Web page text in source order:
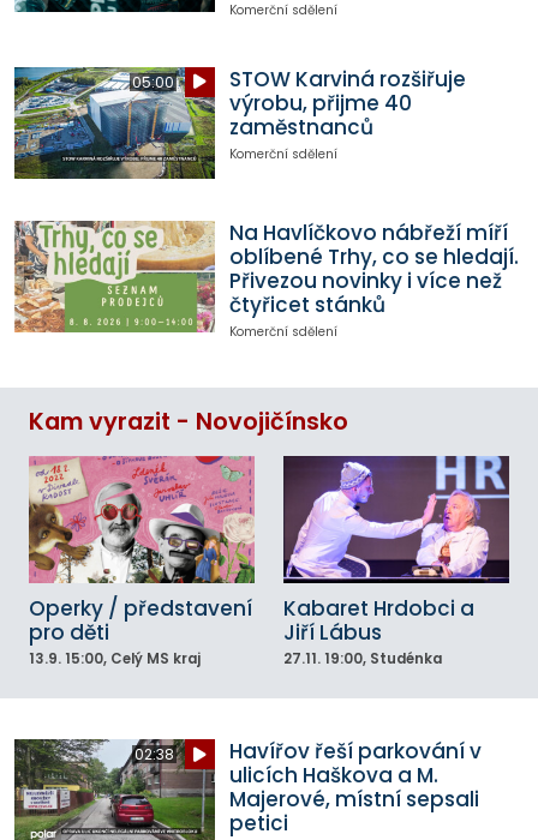
Komerční sdělení
05:00
STOW Karviná rozšiřuje
výrobu, přijme 40
zaměstnanců
Komerční sdělení
Na Havlíčkovo nábřeží míří
oblíbené Trhy, co se hledají.
Přivezou novinky i více než
čtyřicet stánků
Komerční sdělení
Kam vyrazit - Novojičínsko
Operky / představení
pro děti
13.9. 15:00, Celý MS kraj
Kabaret Hrdobci a
Jiří Lábus
27.11. 19:00, Studénka
02:38
Havířov řeší parkování v
ulicích Haškova a M.
Majerové, místní sepsali
petici